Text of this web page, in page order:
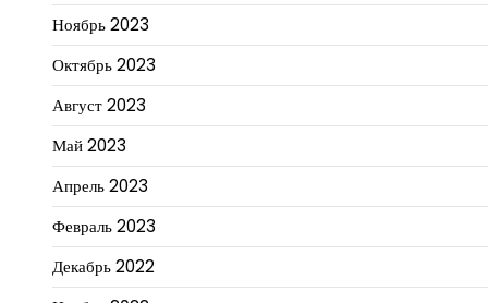
Ноябрь 2023
Октябрь 2023
Август 2023
Май 2023
Апрель 2023
Февраль 2023
Декабрь 2022